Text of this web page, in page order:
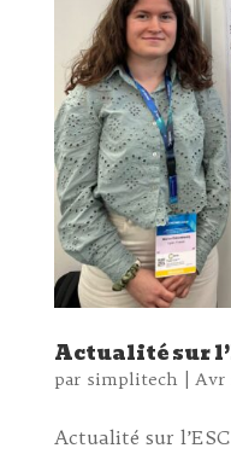
Actualité sur
par simplitech Avr
Actualité sur